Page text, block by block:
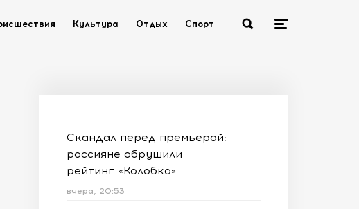
Культура Отдых Спорт
Скандал перед премьерой:
россияне обрушили
рейтинг «Колобка»
вчера, 20:53